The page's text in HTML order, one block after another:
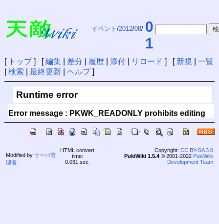
イベント /2012/08/ 0
1
[ トップ] [編集| 差分 履歴| 添付| リロード ] [ 新規
一覧
検索 最終更新| ヘルプ]
Runtime error
Error message : PKWK_READONLY prohibits editing
Modified by サーバ管
理者
HTML convert
time:
0.031 sec.
Copyright: CC BY-SA 3.0
PukiWiki 1.5.4© 2001-2022 PukiWiki
Development Team